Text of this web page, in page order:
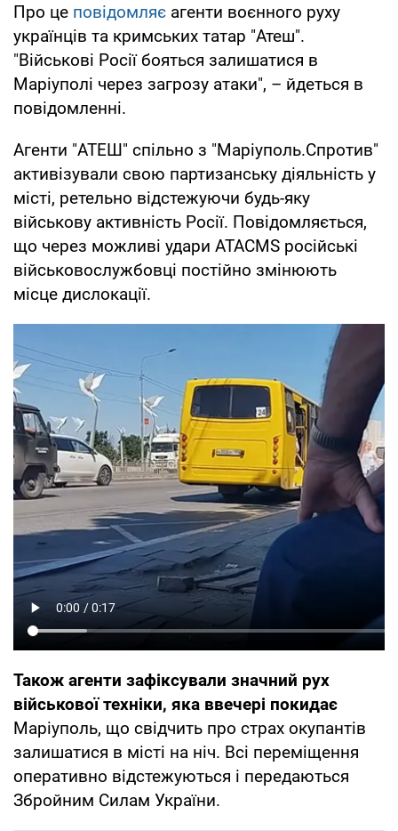
Про це повідомляє агенти воєнного руху
українців та кримських татар "Атеш".
"Військові Росії бояться залишатися в
Маріуполі через загрозу атаки", – йдеться в
повідомленні.
Агенти "АТЕШ" спільно з "Маріуполь.Спротив"
активізували свою партизанську діяльність у
місті, ретельно відстежуючи будь-яку
військову активність Росії. Повідомляється,
що через можливі удари ATACMS російські
військовослужбовці постійно змінюють
місце дислокації.
Також агенти зафіксували значний рух
військової техніки, яка ввечері покидає
Маріуполь, що свідчить про страх окупантів
залишатися в місті на ніч. Всі переміщення
оперативно відстежуються і передаються
Збройним Силам України.